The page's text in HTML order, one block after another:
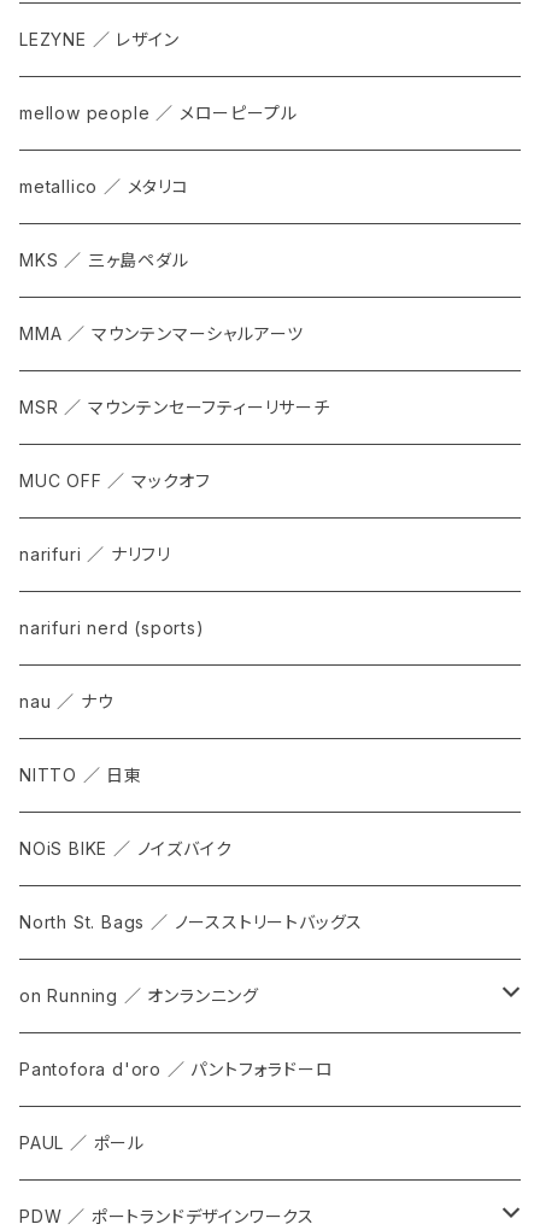
LEZYNE ／ レザイン
mellow people ／ メローピープル
metallico ／ メタリコ
MKS ／ 三ヶ島ペダル
MMA ／ マウンテンマーシャルアーツ
MSR ／ マウンテンセーフティーリサーチ
MUC OFF ／ マックオフ
narifuri ／ ナリフリ
narifuri nerd (sports)
nau ／ ナウ
NITTO ／ 日東
NOiS BIKE ／ ノイズバイク
North St. Bags ／ ノースストリートバッグス
on Running ／ オンランニング
ALL
SHOES
APPAREL
Pantofora d'oro ／ パントフォラドーロ
PAUL ／ ポール
PDW ／ ポートランドデザインワークス